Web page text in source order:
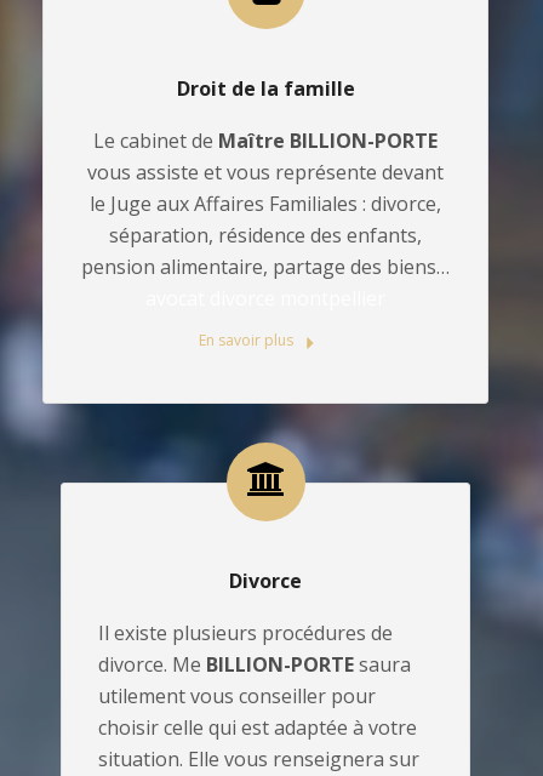
Droit de la famille
Le cabinet de Maître BILLION-PORTE
vous assiste et vous représente devant
le Juge aux Affaires Familiales : divorce,
séparation, résidence des enfants,
pension alimentaire, partage des biens…
En savoir plus
Divorce
Il existe plusieurs procédures de
divorce. Me BILLION-PORTEsaura
utilement vous conseiller pour
choisir celle qui est adaptée à votre
situation. Elle vous renseignera sur